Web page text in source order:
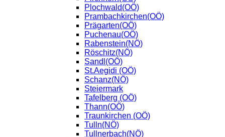
Plochwald(OÖ)
Prambachkirchen(OÖ)
Prägarten(OÖ)
Puchenau(OÖ)
Rabenstein(NÖ)
Röschitz(NÖ)
Sandl(OÖ)
St.Aegidi (OÖ)
Schanz(NÖ)
Steiermark
Tafelberg (OÖ)
Thann(OÖ)
Traunkirchen (OÖ)
Tulln(NÖ)
Tullnerbach(NÖ)